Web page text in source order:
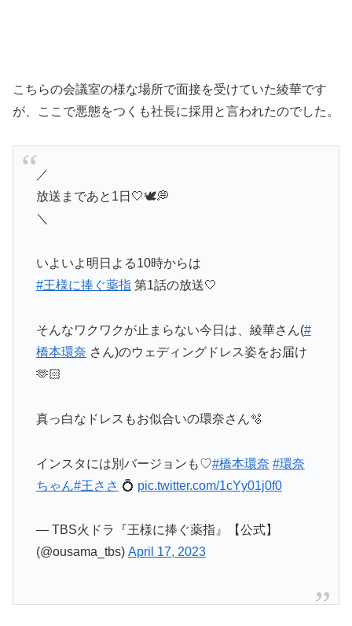
こちらの会議室の様な場所で面接を受けていた綾華です
が、ここで悪態をつくも社長に採用と言われたのでした。
／
放送まであと1日🤍🕊💭
＼
いよいよ明日よる10時からは
#王様に捧ぐ薬指第1話の放送🤍
そんなワクワクが止まらない今日は、綾華さん(#
橋本環奈 さん)のウェディングドレス姿をお届け
🫶🏻
真っ白なドレスもお似合いの環奈さん🫧
インスタには別バージョンも♡#橋本環奈 #環奈
ちゃん#王ささ 💍 pic.twitter.com/1cYy01j0f0
— TBS火ドラ『王様に捧ぐ薬指』【公式】
(@ousama_tbs) April 17, 2023